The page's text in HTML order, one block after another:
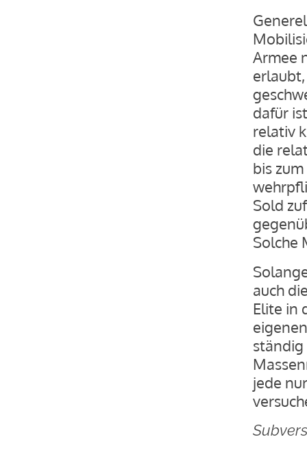
Armee
dafür
relativ
die
bis
Sold
Solche
auch
Elite in
ständig
jede